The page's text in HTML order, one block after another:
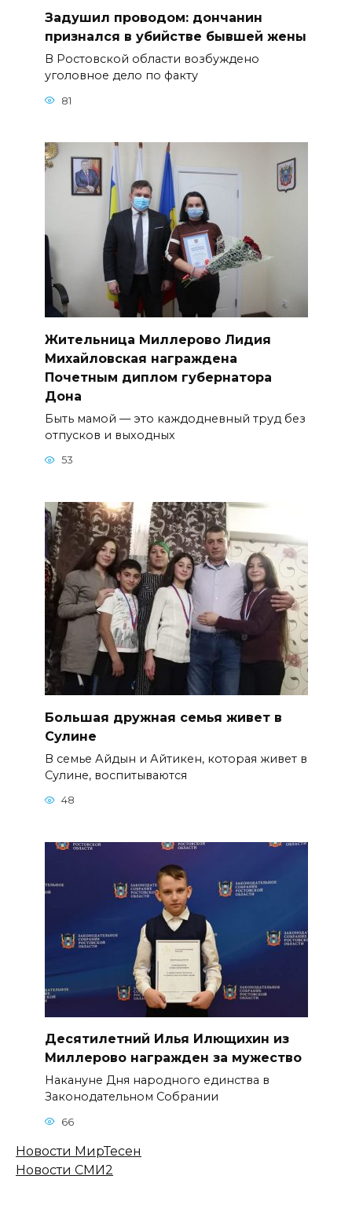
Задушил проводом: дончанин
признался в убийстве бывшей жены
В Ростовской области возбуждено
уголовное дело по факту
81
Жительница Миллерово Лидия
Михайловская награждена
Почетным диплом губернатора
Дона
Быть мамой — это каждодневный труд без
отпусков и выходных
53
Большая дружная семья живет в
Сулине
В семье Айдын и Айтикен, которая живет в
Сулине, воспитываются
48
Десятилетний Илья Илющихин из
Миллерово награжден за мужество
Накануне Дня народного единства в
Законодательном Собрании
66
Новости МирТесен
Новости СМИ2